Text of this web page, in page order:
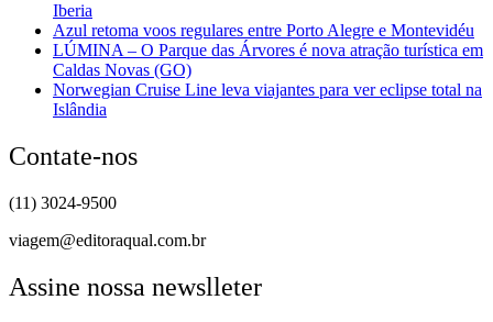
Iberia
Azul retoma voos regulares entre Porto Alegre e Montevidéu
LÚMINA – O Parque das Árvores é nova atração turística em
Caldas Novas (GO)
Norwegian Cruise Line leva viajantes para ver eclipse total na
Islândia
Contate-nos
(11) 3024-9500
viagem@editoraqual.com.br
Assine nossa newslleter